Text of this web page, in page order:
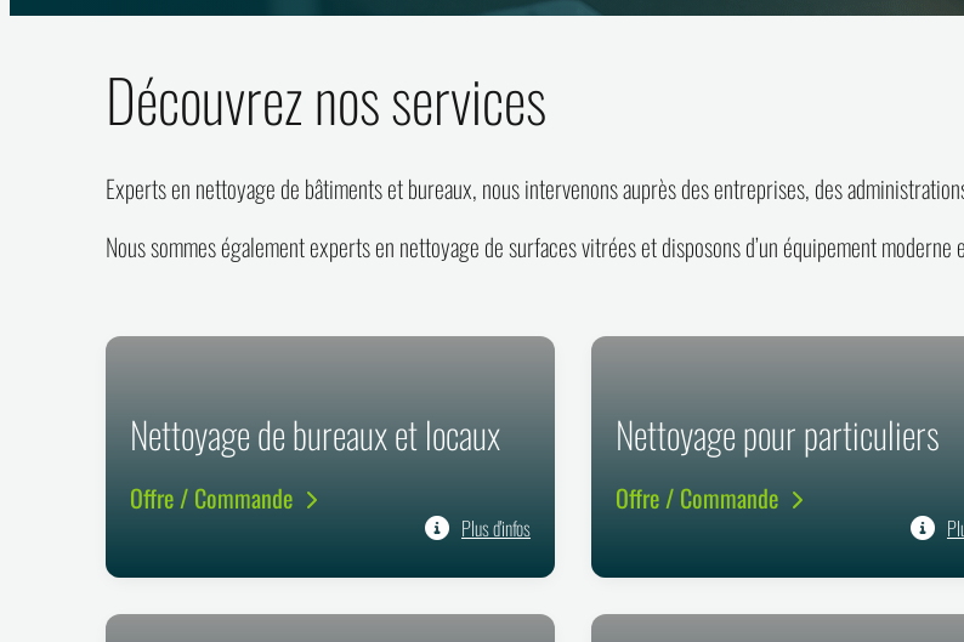
Découvrez nos services
Experts en nettoyage de bâtiments et bureaux, nous intervenons auprès des entreprises, des
Nous sommes également experts en nettoyage de surfaces vitrées et disposons d’un équipement
Nettoyage de bureaux et locaux
Offre / Commande
Plus d'infos
Nettoyage pour particuliers
Offre / Commande